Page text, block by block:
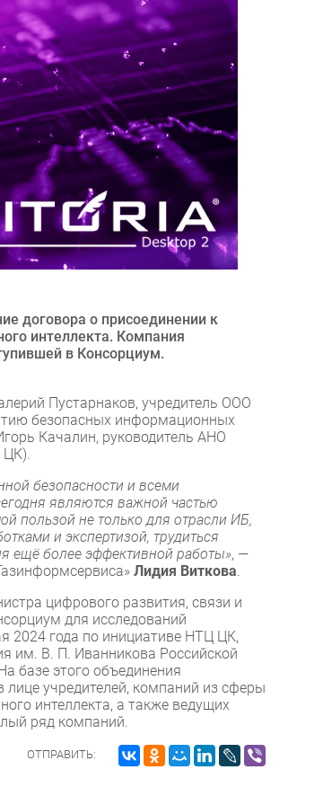
договора о присоединении к
интеллекта. Компания
в Консорциум.
Пустарнаков, учредитель ООО
безопасных информационных
Качалин, руководитель АНО
ЦК).
безопасности и всеми
являются важной частью
пользой не только для отрасли ИБ,
и экспертизой, трудиться
ещё более эффективной работы», —
Лидия Виткова.
цифрового развития, связи и
для исследований
2024 года по инициативе НТЦ ЦК,
им. В. П. Иванникова Российской
базе этого объединения
лице учредителей, компаний из сферы
интеллекта, а также ведущих
ряд компаний.
ОТПРАВИТЬ: